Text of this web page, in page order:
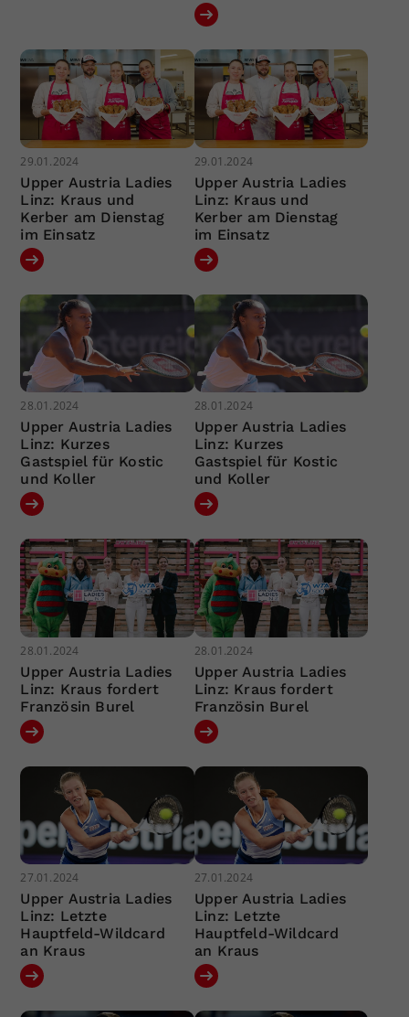
29.01.2024
Upper Austria Ladies
Linz: Kraus und
Kerber am Dienstag
im Einsatz
29.01.2024
Upper Austria Ladies
Linz: Kraus und
Kerber am Dienstag
im Einsatz
28.01.2024
Upper Austria Ladies
Linz: Kurzes
Gastspiel für Kostic
und Koller
28.01.2024
Upper Austria Ladies
Linz: Kurzes
Gastspiel für Kostic
und Koller
28.01.2024
Upper Austria Ladies
Linz: Kraus fordert
Französin Burel
28.01.2024
Upper Austria Ladies
Linz: Kraus fordert
Französin Burel
27.01.2024
Upper Austria Ladies
Linz: Letzte
Hauptfeld-Wildcard
an Kraus
27.01.2024
Upper Austria Ladies
Linz: Letzte
Hauptfeld-Wildcard
an Kraus